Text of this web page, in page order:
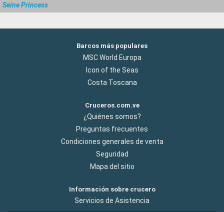
Seine Princess
Barcos más populares
MSC World Europa
Icon of the Seas
Costa Toscana
Cruceros.com.ve
¿Quiénes somos?
Preguntas frecuentes
Condiciones generales de venta
Seguridad
Mapa del sitio
Información sobre crucero
Servicios de Asistencia